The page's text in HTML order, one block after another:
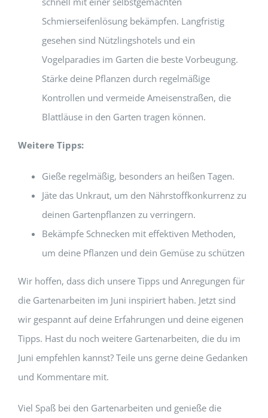
Schmierseifenlösung bekämpfen. Langfristig
gesehen sind Nützlingshotels und ein
Vogelparadies im Garten die beste Vorbeugung.
Stärke deine Pflanzen durch regelmäßige
Kontrollen und vermeide Ameisenstraßen, die
Blattläuse in den Garten tragen können.
Weitere Tipps:
Gieße regelmäßig, besonders an heißen Tagen.
Jäte das Unkraut, um den Nährstoffkonkurrenz zu
deinen Gartenpflanzen zu verringern.
Bekämpfe Schnecken mit effektiven Methoden,
um deine Pflanzen und dein Gemüse zu schützen
Wir hoffen, dass dich unsere Tipps und Anregungen für
die Gartenarbeiten im Juni inspiriert haben. Jetzt sind
wir gespannt auf deine Erfahrungen und deine eigenen
Tipps. Hast du noch weitere Gartenarbeiten, die du im
Juni empfehlen kannst? Teile uns gerne deine Gedanken
und Kommentare mit.
Viel Spaß bei den Gartenarbeiten und genieße die